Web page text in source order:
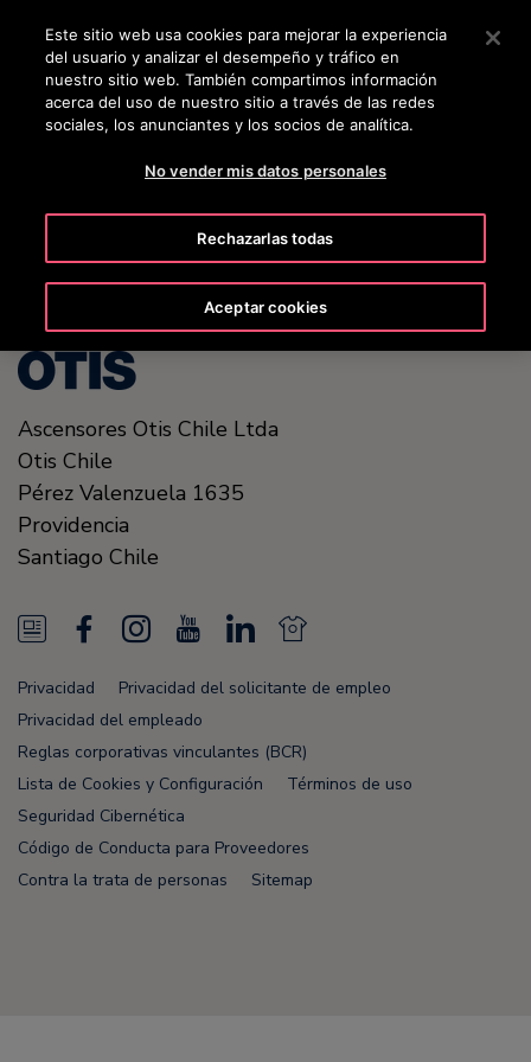
Pulse Intro para saltar al contenido principal
BUSCAR
United States (EN)
Ascensores Otis Chile Ltda
Otis Chile
Pérez Valenzuela 1635
Providencia
Santiago Chile
N
e
w
s
F
e
e
c
e
b
o
o
I
n
s
t
a
g
r
o
T
u
b
e
L
k
e
d
i
N
e
F
e
e
Privacidad
Privacidad del solicitante de empleo
Privacidad del empleado
Reglas corporativas vinculantes (BCR)
Lista de Cookies y Configuración
Términos de uso
Seguridad Cibernética
Código de Conducta para Proveedores
Contra la trata de personas
Sitemap
Este sitio web usa cookies para mejorar la experiencia
del usuario y analizar el desempeño y tráfico en
nuestro sitio web. También compartimos información
acerca del uso de nuestro sitio a través de las redes
sociales, los anunciantes y los socios de analítica.
No vender mis datos personales
Rechazarlas todas
Aceptar cookies